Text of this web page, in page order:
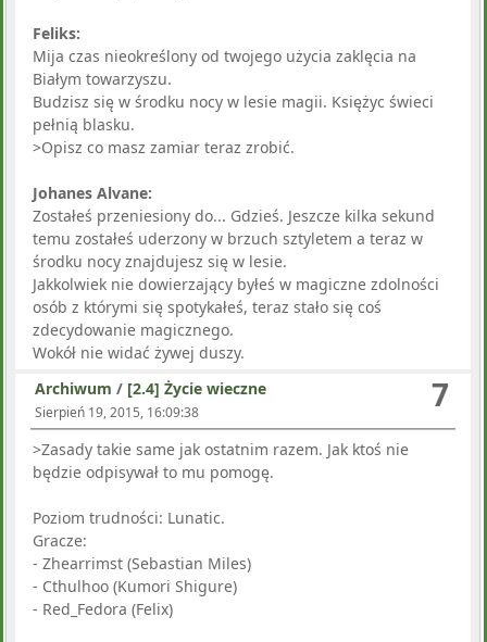
Feliks:
Mija czas nieokreślony od twojego użycia zaklęcia na
Białym towarzyszu.
Budzisz się w środku nocy w lesie magii. Księżyc świeci
pełnią blasku.
>Opisz co masz zamiar teraz zrobić.
Johanes Alvane:
Zostałeś przeniesiony do... Gdzieś. Jeszcze kilka sekund
temu zostałeś uderzony w brzuch sztyletem a teraz w
środku nocy znajdujesz się w lesie.
Jakkolwiek nie dowierzający byłeś w magiczne zdolności
osób z którymi się spotykałeś, teraz stało się coś
zdecydowanie magicznego.
Wokół nie widać żywej duszy.
7
Archiwum / [2.4] Życie wieczne
Sierpień 19, 2015, 16:09:38
>Zasady takie same jak ostatnim razem. Jak ktoś nie
będzie odpisywał to mu pomogę.
Poziom trudności: Lunatic.
Gracze:
- Zhearrimst (Sebastian Miles)
- Cthulhoo (Kumori Shigure)
- Red_Fedora (Felix)